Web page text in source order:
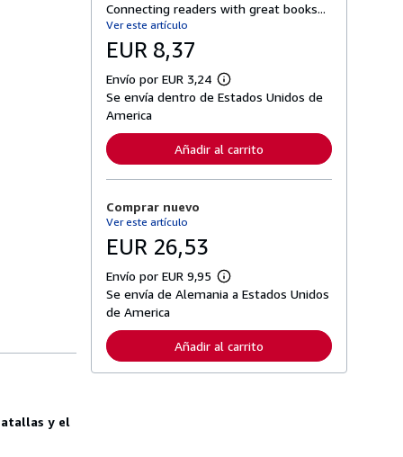
y el
Connecting readers with great books...
Ver este artículo
EUR 8,37
Envío por EUR 3,24
M
á
f
o
r
s
o
b
e
l
a
Se envía dentro de Estados Unidos de
America
Añadir al carrito
Comprar nuevo
Ver este artículo
EUR 26,53
Envío por EUR 9,95
M
á
f
o
r
Se envía de Alemania a Estados Unidos
de America
Añadir al carrito